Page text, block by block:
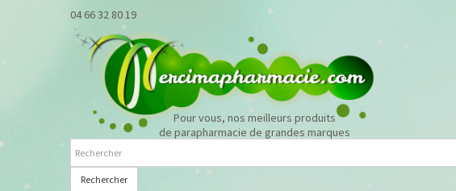
04 66 32 80 19
Pour vous, nos meilleurs produits
de parapharmacie de grandes marques
Rechercher